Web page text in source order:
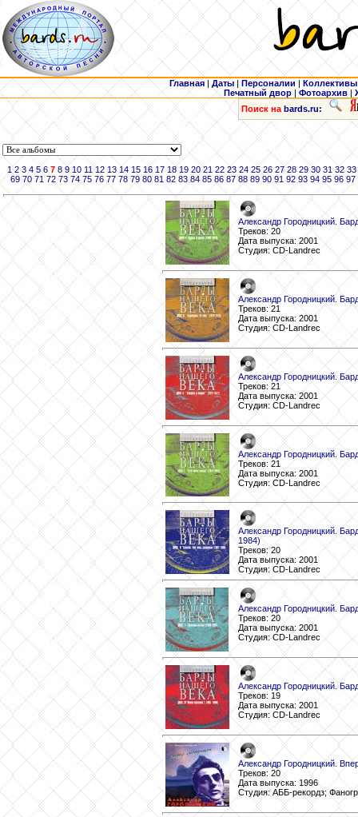
Главная | Даты | Персоналии | Коллективы
Печатный двор |Фотоархив |
Поиск на bards.ru:
1 2 3 4 5 6 7 8 9 10 11 12 13 14 15 16 17 18 19 20 21 22 23 24 25 26 27 28 29 30 31 32 33
69 70 71 72 73 74 75 76 77 78 79 80 81 82 83 84 85 86 87 88 89 90 91 92 93 94 95 96 97
Александр Городницкий.
Треков: 20
Дата выпуска: 2001
Студия: CD-Landrec
Александр Городницкий.
Треков: 21
Дата выпуска: 2001
Студия: CD-Landrec
Александр Городницкий.
Треков: 21
Дата выпуска: 2001
Студия: CD-Landrec
Александр Городницкий.
Треков: 21
Дата выпуска: 2001
Студия: CD-Landrec
Александр Городницкий.
1984)
Треков: 20
Дата выпуска: 2001
Студия: CD-Landrec
Александр Городницкий.
Треков: 20
Дата выпуска: 2001
Студия: CD-Landrec
Александр Городницкий.
Треков: 19
Дата выпуска: 2001
Студия: CD-Landrec
Александр Городницкий.
Треков: 20
Дата выпуска: 1996
Студия: АББ-рекордз;